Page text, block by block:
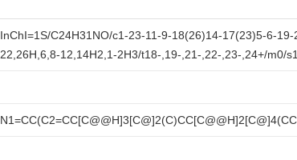
InChI=1S/C24H31NO/c1-23-11-9-18(26)14-17(23)5-6-
22,26H,6,8-12,14H2,1-2H3/t18-,19-,21-,22-,23-,24+/m0/s1